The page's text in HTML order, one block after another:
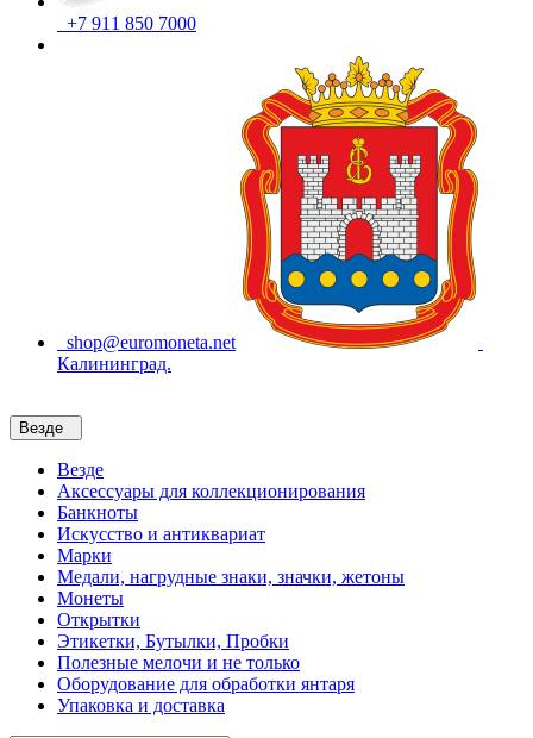
+7 911 850 7000
shop@euromoneta.net
Калининград.
Везде
Везде
Аксессуары для коллекционирования
Банкноты
Искусство и антиквариат
Марки
Медали, нагрудные знаки, значки, жетоны
Монеты
Открытки
Этикетки, Бутылки, Пробки
Полезные мелочи и не только
Оборудование для обработки янтаря
Упаковка и доставка